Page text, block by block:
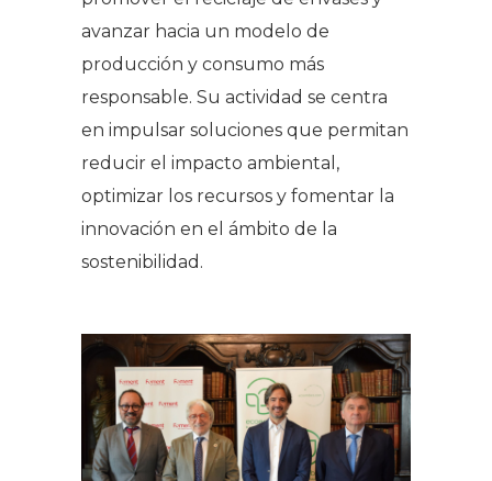
avanzar hacia un modelo de
producción y consumo más
responsable. Su actividad se centra
en impulsar soluciones que permitan
reducir el impacto ambiental,
optimizar los recursos y fomentar la
innovación en el ámbito de la
sostenibilidad.